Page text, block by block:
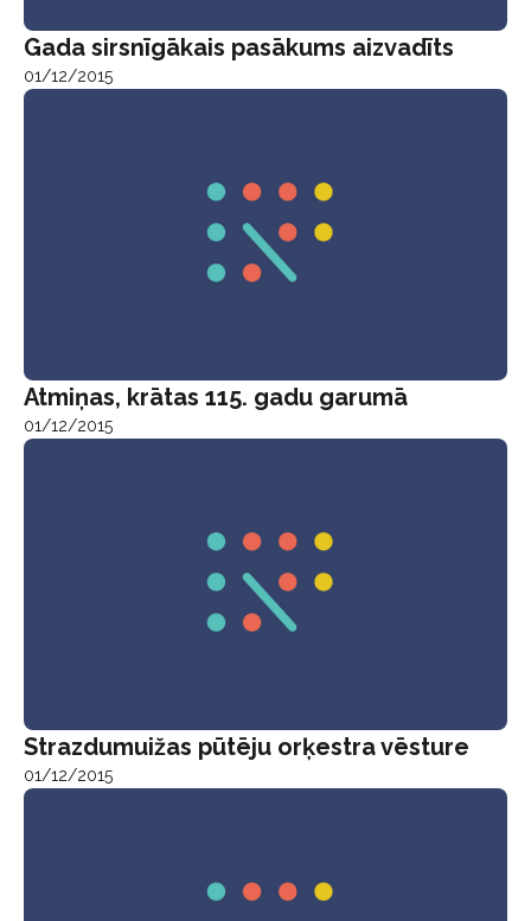
Gada sirsnīgākais pasākums aizvadīts
01/12/2015
Atmiņas, krātas 115. gadu garumā
01/12/2015
Strazdumuižas pūtēju orķestra vēsture
01/12/2015